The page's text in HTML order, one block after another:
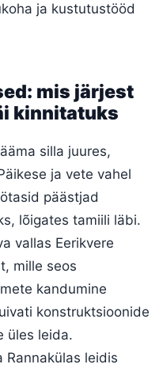
ja kustutustööd
mis järjest
kinnitatuks
silla juures,
ja vete vahel
päästjad
lõigates tamiili läbi.
vallas Eerikvere
mille seos
kandumine
konstruktsioonide
üles leida.
Rannakülas leidis